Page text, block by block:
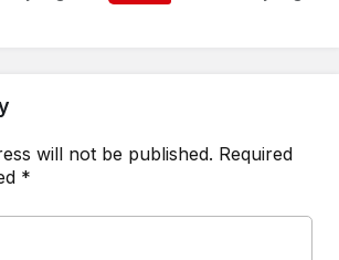
will not be published. Required
*